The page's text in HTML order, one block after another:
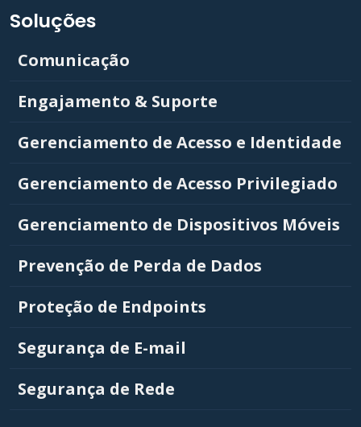
Soluções
Comunicação
Engajamento & Suporte
Gerenciamento de Acesso e Identidade
Gerenciamento de Acesso Privilegiado
Gerenciamento de Dispositivos Móveis
Prevenção de Perda de Dados
Proteção de Endpoints
Segurança de E-mail
Segurança de Rede